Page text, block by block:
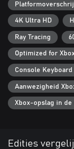
4K Ultra HD
Ray Tracing
Optimized for
Console Keyboard
Aanwezigheid
Xbox-opslag in de
Edities